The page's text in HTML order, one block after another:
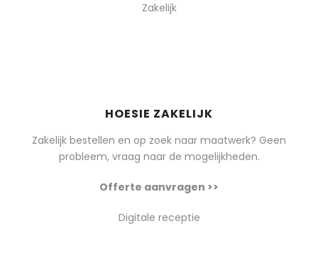
Zakelijk
HOESIE ZAKELIJK
Zakelijk bestellen en op zoek naar maatwerk? Geen
probleem, vraag naar de mogelijkheden.
Offerte aanvragen >>
Digitale receptie